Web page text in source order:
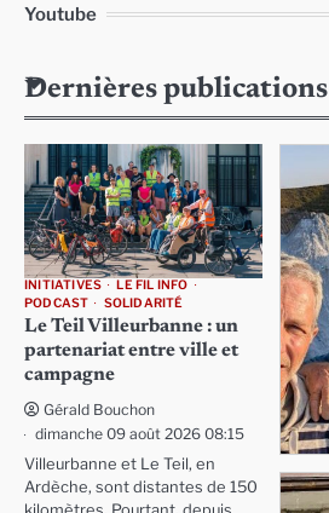
Youtube
Dernières publications
INITIATIVES
LE FIL INFO
PODCAST
SOLIDARITÉ
Le Teil Villeurbanne : un
partenariat entre ville et
campagne
Gérald Bouchon
dimanche 09 août 2026 08:15
Villeurbanne et Le Teil, en
Ardèche, sont distantes de 150